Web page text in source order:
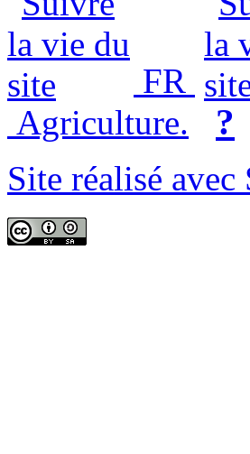
FR
Agriculture.
?
Site réalisé avec